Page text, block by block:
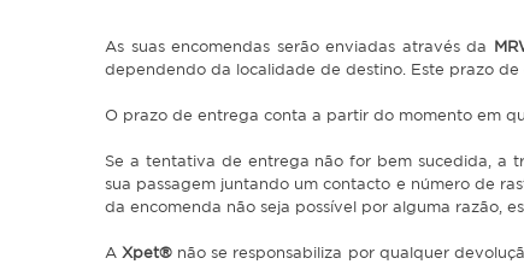
As suas encomendas serão enviadas através da
dependendo da localidade de destino. Este prazo
O prazo de entrega conta a partir do momento em
Se a tentativa de entrega não for bem sucedida, a
sua passagem juntando um contacto e número de
da encomenda não seja possível por alguma razão,
AXpet® não se responsabiliza por qualquer